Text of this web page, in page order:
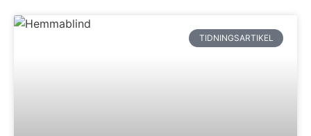
TIDNINGSARTIKEL